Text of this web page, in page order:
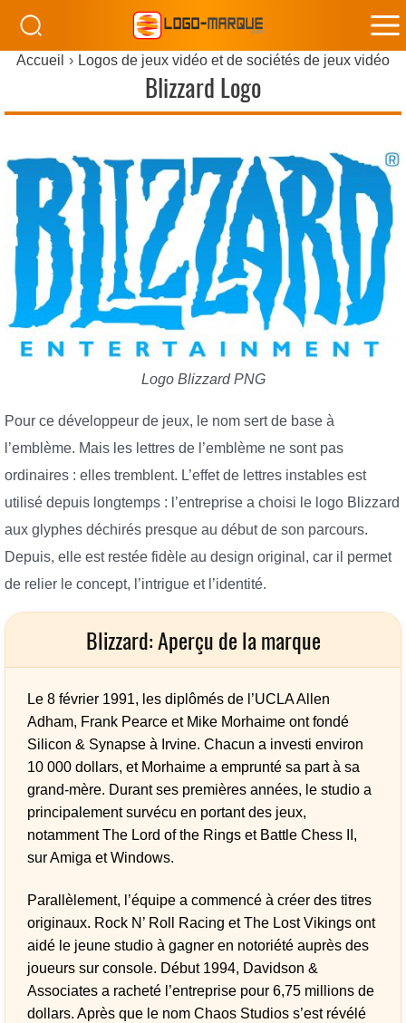
Accueil Logos de jeux vidéo et de sociétés de jeux vidéo
Blizzard Logo
Logo Blizzard PNG
Pour ce développeur de jeux, le nom sert de base à
l’emblème. Mais les lettres de l’emblème ne sont pas
ordinaires : elles tremblent. L’effet de lettres instables est
utilisé depuis longtemps : l’entreprise a choisi le logo Blizzard
aux glyphes déchirés presque au début de son parcours.
Depuis, elle est restée fidèle au design original, car il permet
de relier le concept, l’intrigue et l’identité.
Blizzard: Aperçu de la marque
Le 8 février 1991, les diplômés de l’UCLA Allen
Adham, Frank Pearce et Mike Morhaime ont fondé
Silicon & Synapse à Irvine. Chacun a investi environ
10 000 dollars, et Morhaime a emprunté sa part à sa
grand-mère. Durant ses premières années, le studio a
principalement survécu en portant des jeux,
notamment The Lord of the Rings et Battle Chess II,
sur Amiga et Windows.
Parallèlement, l’équipe a commencé à créer des titres
originaux. Rock N’ Roll Racing et The Lost Vikings ont
aidé le jeune studio à gagner en notoriété auprès des
joueurs sur console. Début 1994, Davidson &
Associates a racheté l’entreprise pour 6,75 millions de
dollars. Après que le nom Chaos Studios s’est révélé